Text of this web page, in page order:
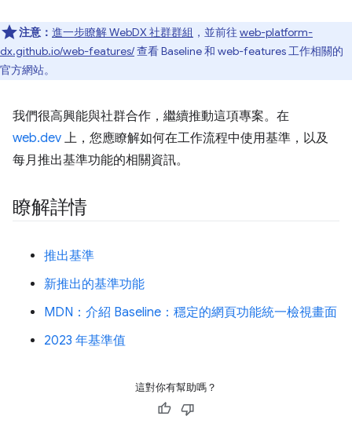
注意： 進一步瞭解 WebDX 社群群組 ，並前往 web-platform-
dx.github.io/web-features/查看 Baseline 和 web-features 工作相關的
官方網站。
我們很高興能與社群合作，繼續推動這項專案。在
web.dev 上，您應瞭解如何在工作流程中使用基準，以及
每月推出基準功能的相關資訊。
瞭解詳情
推出基準
新推出的基準功能
MDN：介紹 Baseline：穩定的網頁功能統一檢視畫面
2023 年基準值
這對你有幫助嗎？